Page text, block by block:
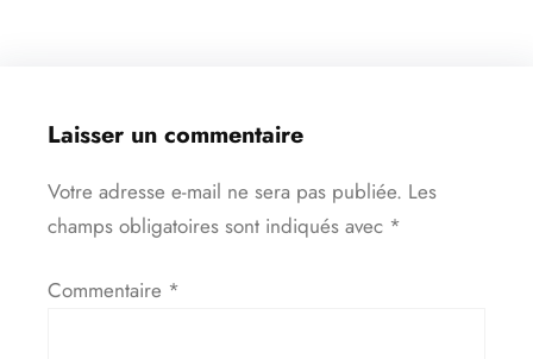
Laisser un commentaire
Votre adresse e-mail ne sera pas publiée. Les
champs obligatoires sont indiqués avec *
Commentaire *